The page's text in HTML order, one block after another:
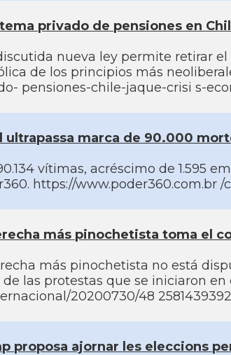
privado de pensiones en
nueva ley permite retirar
de los principios más
pensiones-chile-jaque-crisi s-
ultrapassa marca de 90.000
ví­timas, acréscimo de 1.595
https://www.poder360.com.br
más pinochetista toma el
más pinochetista no está
las protestas que se iniciaron
20200730/48
proposa ajornar les eleccions